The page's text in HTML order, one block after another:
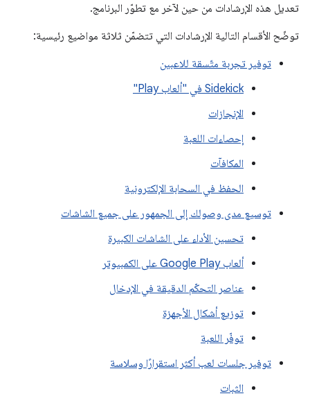
تعديل هذه الإرشادات من حين لآخر مع تطوّر البرنامج.
توضّح الأقسام التالية الإرشادات التي تتضمّن ثلاثة مواضيع رئيسية:
توفير تجربة متّسقة للاعبين
‫Sidekick في "ألعاب Play"
الإنجازات
إحصاءات اللعبة
المكافآت
الحفظ في السحابة الإلكترونية
توسيع مدى وصولك إلى الجمهور على جميع الشاشات
تحسين الأداء على الشاشات الكبيرة
ألعاب Google Play على الكمبيوتر
عناصر التحكّم الدقيقة في الإدخال
توزيع أشكال الأجهزة
توفّر اللعبة
توفير جلسات لعب أكثر استقرارًا وسلاسة
الثبات